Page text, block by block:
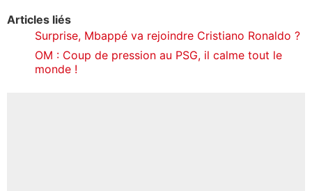
Articles liés
Surprise, Mbappé va rejoindre Cristiano Ronaldo ?
OM : Coup de pression au PSG, il calme tout le
monde !